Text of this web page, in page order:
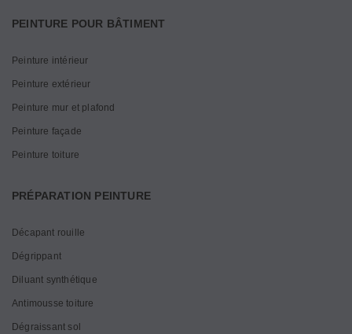
PEINTURE POUR BÂTIMENT
Peinture intérieur
Peinture extérieur
Peinture mur et plafond
Peinture façade
Peinture toiture
PRÉPARATION PEINTURE
Décapant rouille
Dégrippant
Diluant synthétique
Antimousse toiture
Dégraissant sol